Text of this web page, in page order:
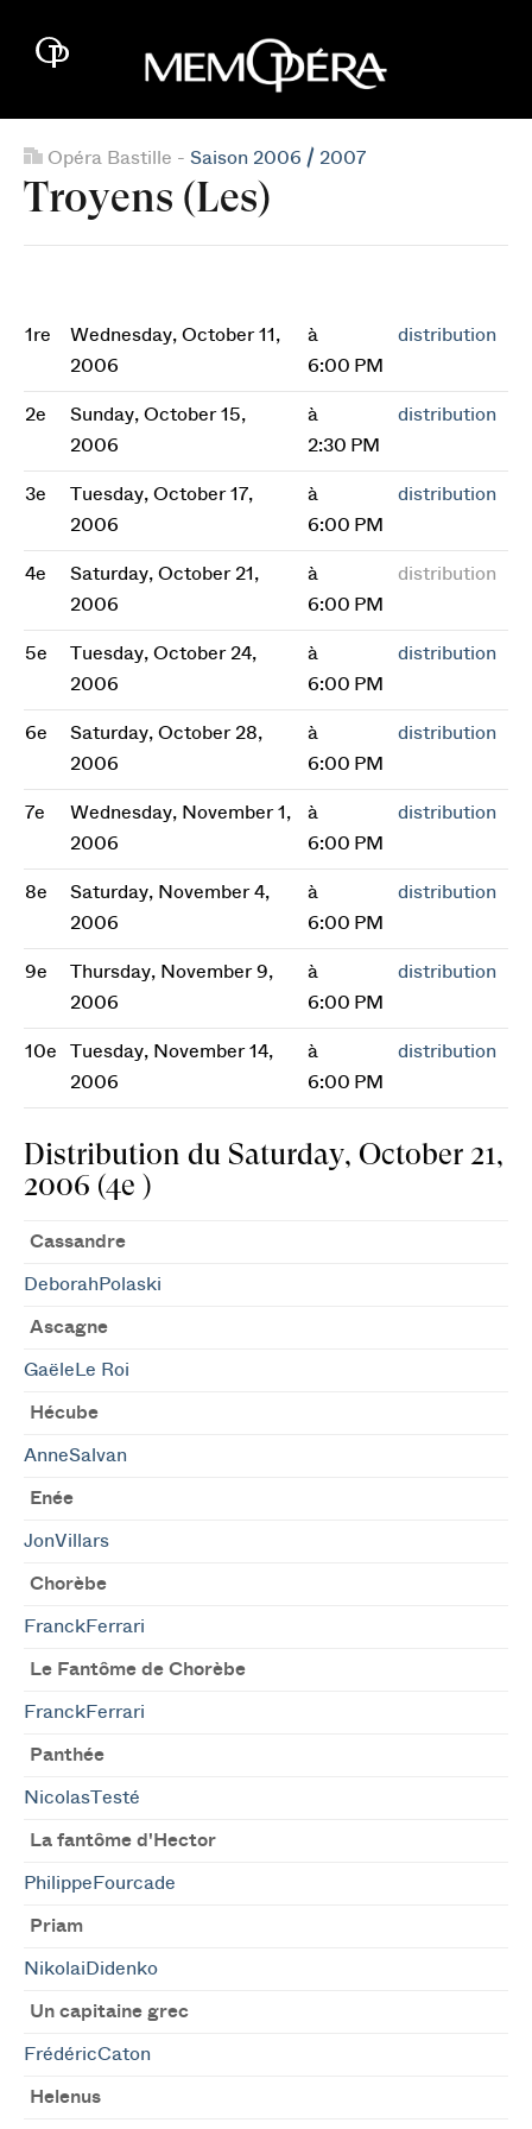
Opéra Bastille - Saison 2006 / 2007
Troyens (Les)
1re
Wednesday, October 11,
2006
à
6:00 PM
distribution
2e
Sunday, October 15,
2006
à
2:30 PM
distribution
3e
Tuesday, October 17,
2006
à
6:00 PM
distribution
4e
Saturday, October 21,
2006
à
6:00 PM
distribution
5e
Tuesday, October 24,
2006
à
6:00 PM
distribution
6e
Saturday, October 28,
2006
à
6:00 PM
distribution
7e
Wednesday, November 1,
2006
à
6:00 PM
distribution
8e
Saturday, November 4,
2006
à
6:00 PM
distribution
9e
Thursday, November 9,
2006
à
6:00 PM
distribution
10e
Tuesday, November 14,
2006
à
6:00 PM
distribution
Distribution du Saturday, October 21,
2006 (4e )
Cassandre
DeborahPolaski
Ascagne
GaëleLe Roi
Hécube
AnneSalvan
Enée
JonVillars
Chorèbe
FranckFerrari
Le Fantôme de Chorèbe
FranckFerrari
Panthée
NicolasTesté
La fantôme d'Hector
PhilippeFourcade
Priam
NikolaiDidenko
Un capitaine grec
FrédéricCaton
Helenus